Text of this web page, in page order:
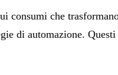
consumi che
di automazione.